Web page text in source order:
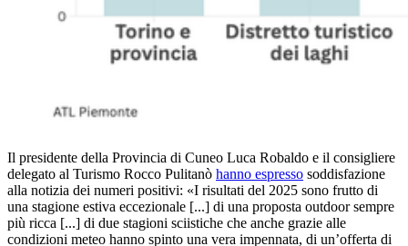
Il presidente della Provincia di Cuneo Luca Robaldo e il consigliere
delegato al Turismo Rocco Pulitanò hanno espresso soddisfazione
alla notizia dei numeri positivi: «I risultati del 2025 sono frutto di
una stagione estiva eccezionale [...] di una proposta outdoor sempre
più ricca [...] di due stagioni sciistiche che anche grazie alle
condizioni meteo hanno spinto una vera impennata, di un’offerta di